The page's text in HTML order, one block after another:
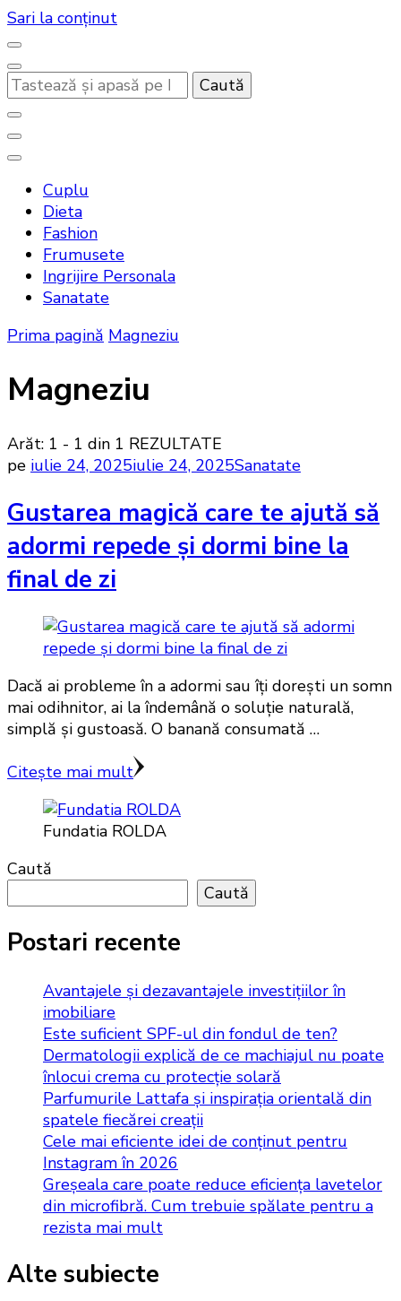
Sari la conținut
Cauți
ceva?
Bandoux
Cuplu
Dieta
Fashion
Frumusete
Ingrijire Personala
Sanatate
Prima pagină Magneziu
Magneziu
Arăt: 1 - 1 din 1 REZULTATE
pe iulie 24, 2025iulie 24, 2025Sanatate
Gustarea magică care te ajută să
adormi repede și dormi bine la
final de zi
Dacă ai probleme în a adormi sau îți dorești un somn
mai odihnitor, ai la îndemână o soluție naturală,
simplă și gustoasă. O banană consumată …
Citește mai mult
Fundatia ROLDA
Caută
Caută
Postari recente
Avantajele și dezavantajele investițiilor în
imobiliare
Este suficient SPF-ul din fondul de ten?
Dermatologii explică de ce machiajul nu poate
înlocui crema cu protecție solară
Parfumurile Lattafa și inspirația orientală din
spatele fiecărei creații
Cele mai eficiente idei de conținut pentru
Instagram în 2026
Greșeala care poate reduce eficiența lavetelor
din microfibră. Cum trebuie spălate pentru a
rezista mai mult
Alte subiecte